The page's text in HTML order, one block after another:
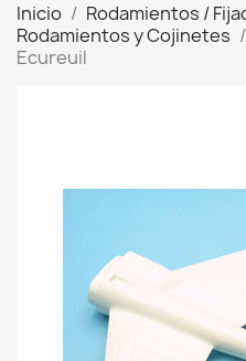
Inicio
Rodamientos /
Rodamientos y Cojinetes
Ecureuil